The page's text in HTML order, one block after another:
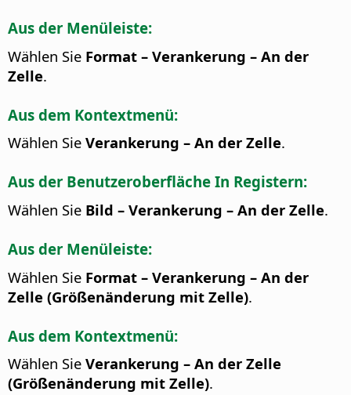
Aus der Menüleiste:
Wählen Sie Format – Verankerung – An der
Zelle.
Aus dem Kontextmenü:
Wählen Sie Verankerung – An der Zelle.
Aus der Benutzeroberfläche In Registern:
Wählen Sie Bild – Verankerung – An der Zelle.
Aus der Menüleiste:
Wählen Sie Format – Verankerung – An der
Zelle (Größenänderung mit Zelle).
Aus dem Kontextmenü:
Wählen Sie Verankerung – An der Zelle
(Größenänderung mit Zelle).